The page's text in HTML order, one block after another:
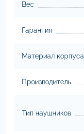
Вес
Гарантия
Материал корпуса
Производитель
Тип наушников